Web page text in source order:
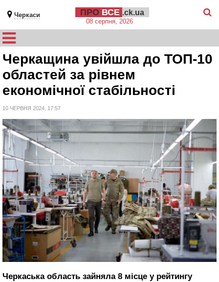
Черкаси ПРО ВСЕ .ck.ua
08 серпня, 2026
Черкащина увійшла до ТОП-10
областей за рівнем
економічної стабільності
10 ЧЕРВНЯ 2024, 17:57
Черкаська область зайняла 8 місце у рейтингу